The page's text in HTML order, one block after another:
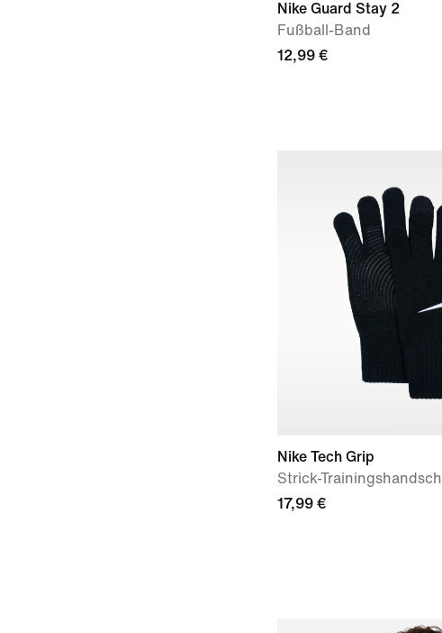
Nike Guard Stay 2
Fußball-Band
12,99 €
Nike Tech Grip
Strick-
17,99 €